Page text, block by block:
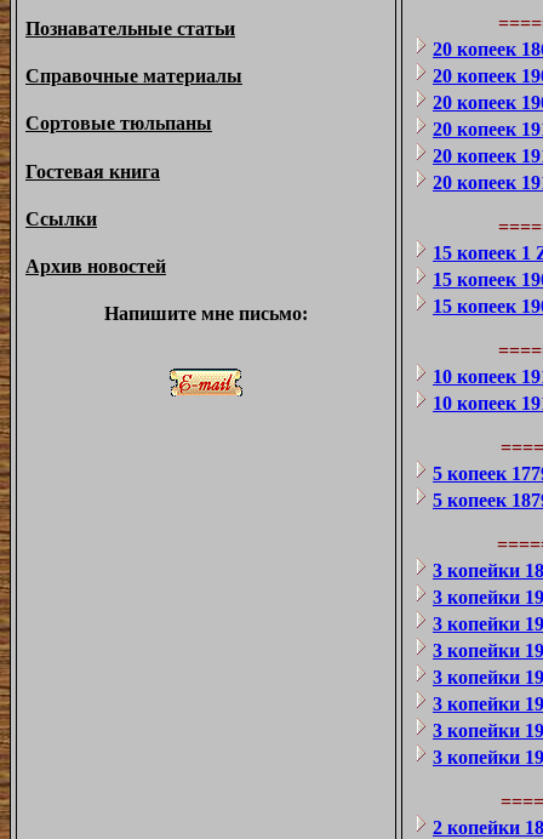
Познавательные статьи
Справочные материалы
Сортовые тюльпаны
Гостевая книга
Ссылки
Архив новостей
Напишите мне письмо:
20 копеек
20 копеек
20 копеек
20 копеек 19
20 копеек
20 копеек
15 копеек 1
15 копеек
15 копеек
10 копеек
10 копеек
5 копеек
5 копеек
3 копейки
3 копейки
3 копейки
3 копейки
3 копейки
3 копейки
3 копейки
3 копейки
2 копейки